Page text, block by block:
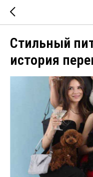
Стильный
история